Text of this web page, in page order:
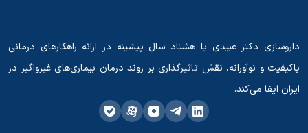
داروسازی دکتر عبیدی با هشتاد سال پیشینه در ارائه راهکارهای درمانی
باکیفیت و نوآورانه، نقش تاثیرگذاری بر روند درمان بیماری‌های غیرواگیر در
ایران ایفا می‌کند.